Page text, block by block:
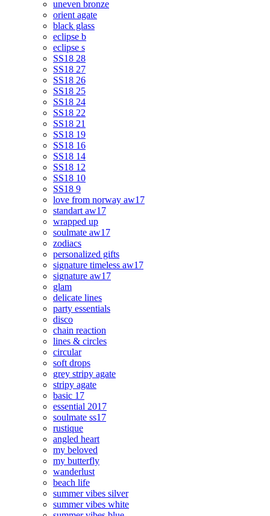
uneven bronze
orient agate
black glass
eclipse b
eclipse s
SS18 28
SS18 27
SS18 26
SS18 25
SS18 24
SS18 22
SS18 21
SS18 19
SS18 16
SS18 14
SS18 12
SS18 10
SS18 9
love from norway aw17
standart aw17
wrapped up
soulmate aw17
zodiacs
personalized gifts
signature timeless aw17
signature aw17
glam
delicate lines
party essentials
disco
chain reaction
lines & circles
circular
soft drops
grey stripy agate
stripy agate
basic 17
essential 2017
soulmate ss17
rustique
angled heart
my beloved
my butterfly
wanderlust
beach life
summer vibes silver
summer vibes white